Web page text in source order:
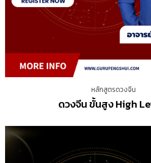
หลักสูตรดวงจีน
ดวงจีน ขั้นสูง High